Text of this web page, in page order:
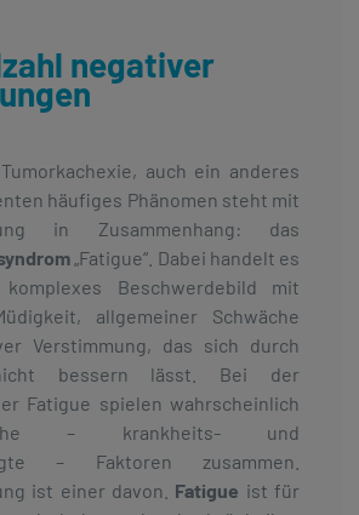
negativer
auch ein anderes
häufiges Phänomen steht mit
in Zusammenhang: das
„Fatigue“. Dabei handelt es
Beschwerdebild mit
allgemeiner Schwäche
Verstimmung, das sich durch
nicht bessern lässt. Bei der
Fatigue spielen wahrscheinlich
– krankheits- und
– Faktoren zusammen.
ist einer davon. Fatigue ist für